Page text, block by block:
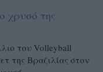
χρυσό της
του Volleyball
της Βραζιλίας στον